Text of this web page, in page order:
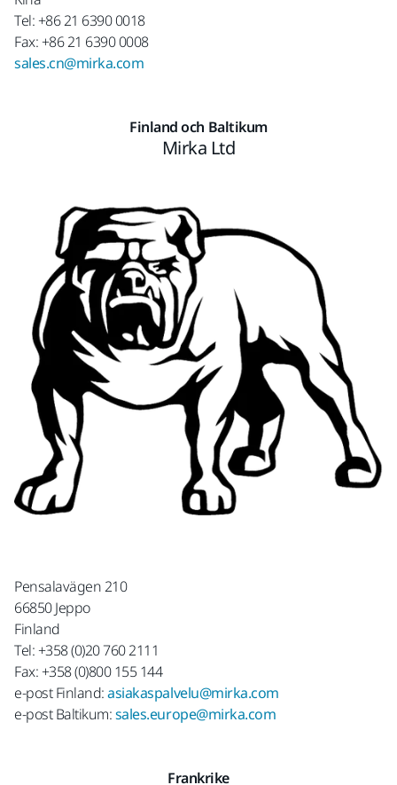
Tel: +86 21 6390 0018
Fax: +86 21 6390 0008
sales.cn@mirka.com
Finland och Baltikum
Mirka Ltd
Pensalavägen 210
66850 Jeppo
Finland
Tel: +358 (0)20 760 2111
Fax: +358 (0)800 155 144
e-post Finland:asiakaspalvelu@mirka.com
e-post Baltikum:sales.europe@mirka.com
Frankrike